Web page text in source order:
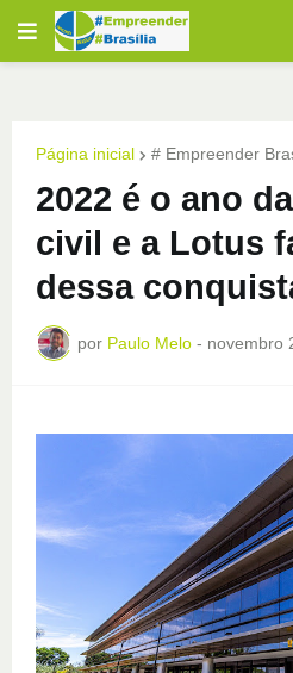
Página inicial # Empreender
2022 é o ano
civil e a Lotus
dessa
por Paulo Melo - novembro